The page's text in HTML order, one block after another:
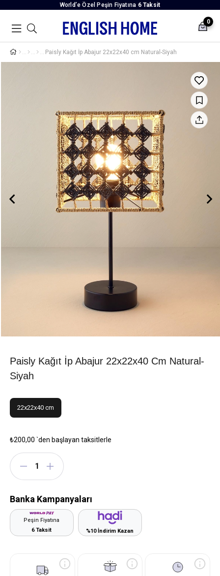
World’e Özel Peşin Fiyatına 6 Taksit
0
Paisly Kağıt İp Abajur 22x22x40 cm Natural-Siyah
Paisly Kağıt İp Abajur 22x22x40 Cm Natural-
Siyah
22x22x40 cm
₺200,00 `den başlayan taksitlerle
Banka Kampanyaları
Peşin Fiyatına
6 Taksit
%10 İndirim Kazan